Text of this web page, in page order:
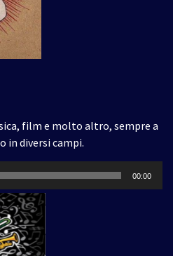
film e molto altro, sempre a
in diversi campi.
00:00